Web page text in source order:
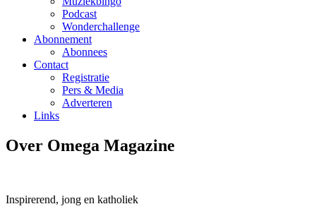
Podcast
Wonderchallenge
Abonnement
Abonnees
Contact
Registratie
Pers & Media
Adverteren
Links
Over Omega Magazine
Inspirerend, jong en katholiek